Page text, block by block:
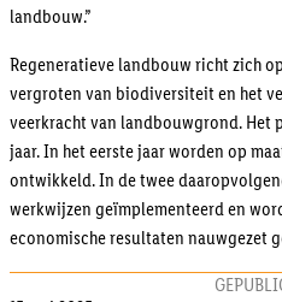
landbouw.”
Regeneratieve landbouw richt zich
vergroten van biodiversiteit en het
veerkracht van landbouwgrond.
jaar. In het eerste jaar worden op
ontwikkeld. In de twee
werkwijzen geïmplementeerd en
economische resultaten nauwgezet